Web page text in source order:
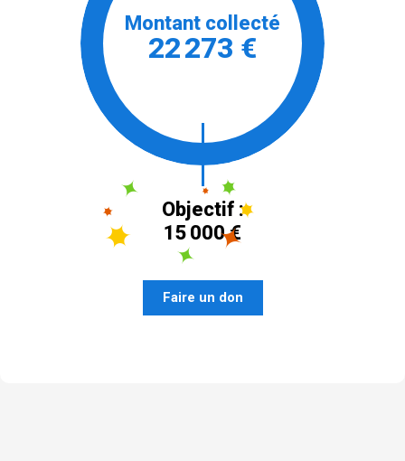
Montant collecté
22 273 €
Objectif :
15 000 €
Faire un don